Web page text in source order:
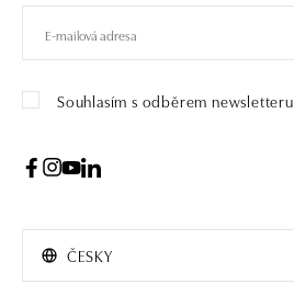
Souhlasím s odběrem newsletteru
ČESKY